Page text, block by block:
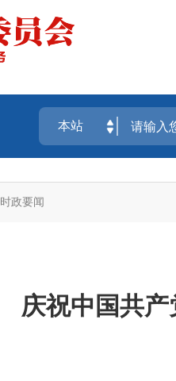
时政要闻
庆祝中国共